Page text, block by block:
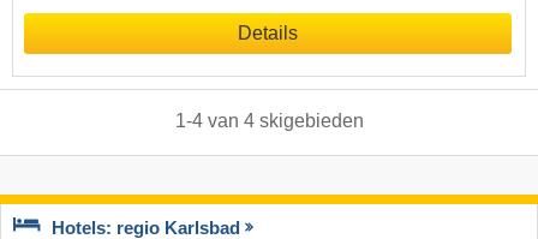
Details
1-4van 4 skigebieden
Hotels: regio Karlsbad